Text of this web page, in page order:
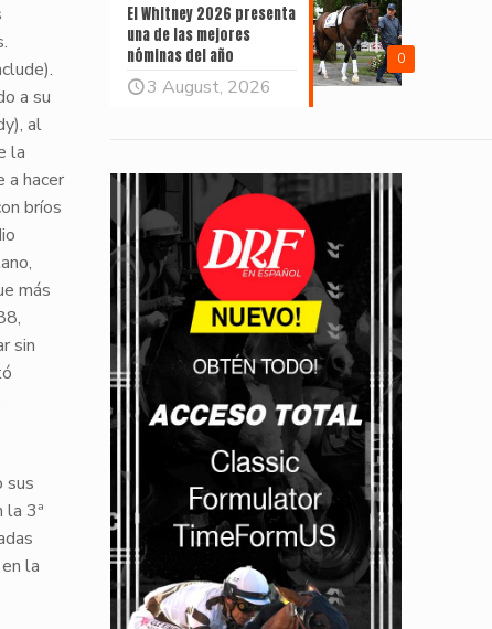
a su
al
la
a hacer
bríos
,
más
,
sin
sus
la 3ª
la
0
El Whitney 2026 presenta
una de las mejores
nóminas del año
3 August, 2026